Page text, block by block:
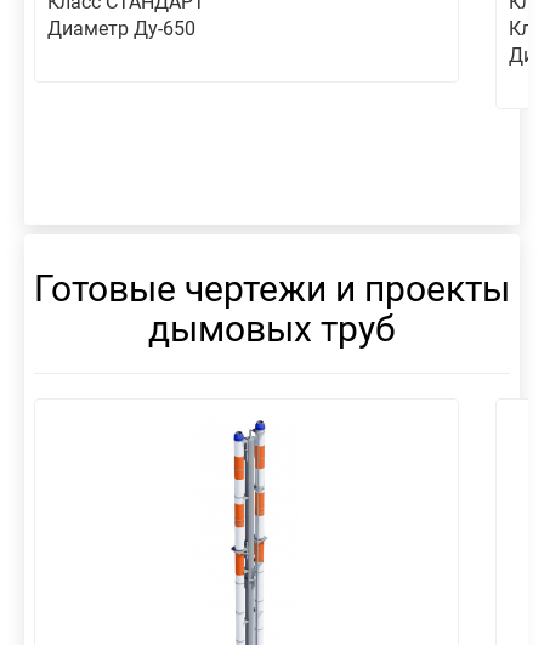
Диаметр Ду-650
Готовые чертежи и проекты
дымовых труб